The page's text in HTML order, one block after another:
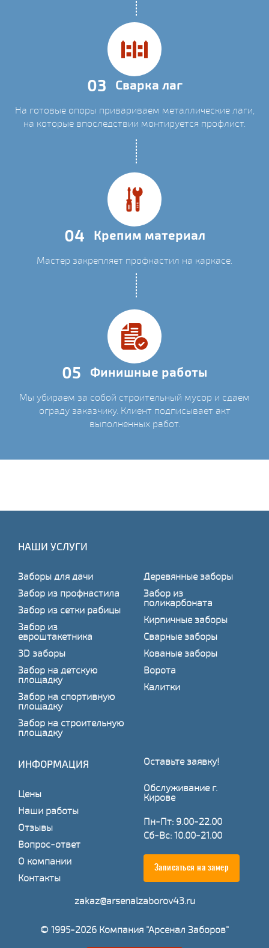
03 Сварка лаг
На готовые опоры привариваем металлические лаги,
на которые впоследствии монтируется профлист.
04 Крепим материал
Мастер закрепляет профнастил на каркасе.
05 Финишные работы
Мы убираем за собой строительный мусор и сдаем
ограду заказчику. Клиент подписывает акт
выполненных работ.
НАШИ УСЛУГИ
Заборы для дачи
Забор из профнастила
Забор из сетки рабицы
Забор из
евроштакетника
3D заборы
Забор на детскую
площадку
Забор на спортивную
площадку
Забор на строительную
площадку
Деревянные заборы
Забор из
поликарбоната
Кирпичные заборы
Сварные заборы
Кованые заборы
Ворота
Калитки
ИНФОРМАЦИЯ
Цены
Наши работы
Отзывы
Вопрос-ответ
О компании
Контакты
Оставьте заявку!
Обслуживание г.
Кирове
Пн-Пт: 9.00-22.00
Сб-Вс: 10.00-21.00
Записаться на замер
zakaz@arsenalzaborov43.ru
© 1995-2026 Компания "Арсенал Заборов"